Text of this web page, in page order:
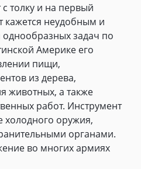
толку и на первый
кажется неудобным и
задач по
Америке его
пищи,
из дерева,
животных, а также
работ. Инструмент
холодного оружия,
органами.
во многих армиях